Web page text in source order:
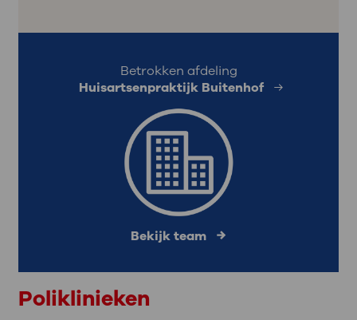
Betrokken afdeling
Huisartsenpraktijk Buitenhof
Bekijk team
Poliklinieken